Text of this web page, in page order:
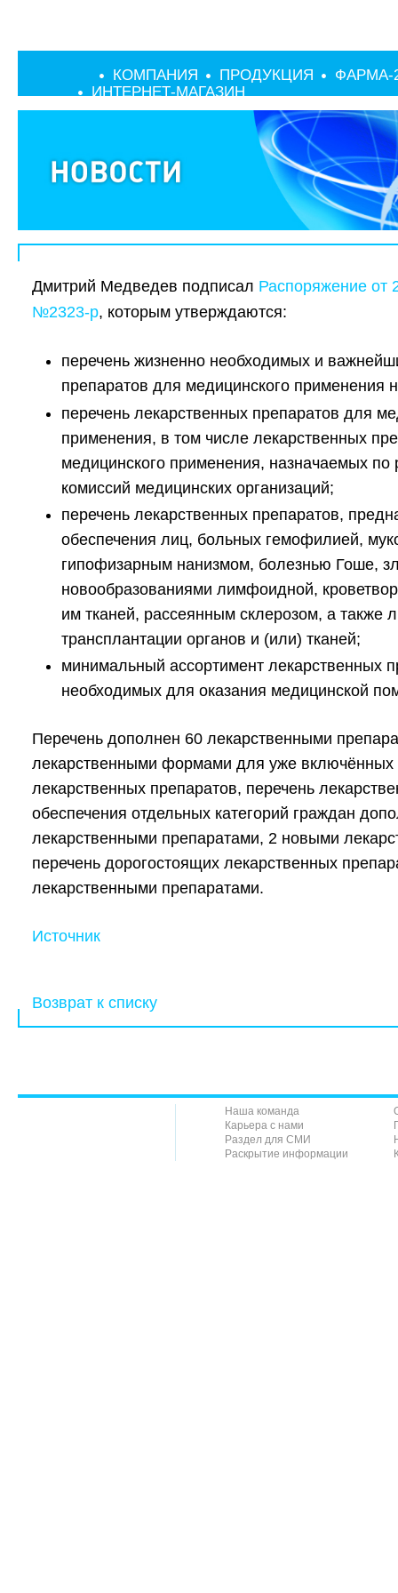
КОМПАНИЯ ПРОДУКЦИЯ
ФАРМА-
ИНТЕРНЕТ-МАГАЗИН
Дмитрий Медведев подписал Распоряжение от
№2323-р, которым утверждаются:
перечень жизненно необходимых и
препаратов для медицинского применения
перечень лекарственных препаратов для
применения, в том числе лекарственных
медицинского применения, назначаемых
комиссий медицинских организаций;
перечень лекарственных препаратов,
обеспечения лиц, больных гемофилией,
гипофизарным нанизмом, болезнью Гоше,
новообразованиями лимфоидной,
им тканей, рассеянным склерозом, а также
трансплантации органов и (или) тканей;
минимальный ассортимент лекарственных
необходимых для оказания медицинской
Перечень дополнен 60 лекарственными
лекарственными формами для уже включённых
лекарственных препаратов, перечень
обеспечения отдельных категорий граждан
лекарственными препаратами, 2 новыми
перечень дорогостоящих лекарственных
лекарственными препаратами.
Источник
Возврат к списку
Наша команда
Карьера с нами
Раздел для СМИ
Раскрытие информации